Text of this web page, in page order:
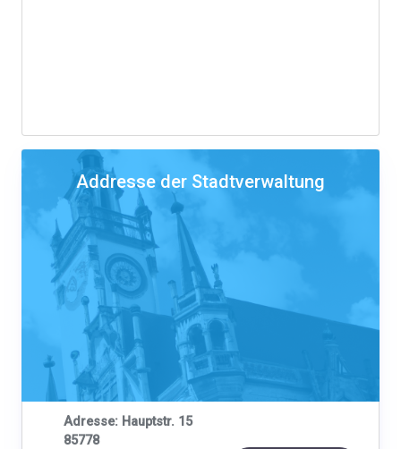
Addresse der Stadtverwaltung
Adresse: Hauptstr. 15
85778